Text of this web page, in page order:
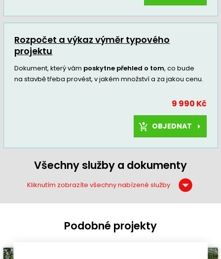
Rozpočet a výkaz výměr typového
projektu
Dokument, který vám poskytne přehled o tom, co bude
na stavbě třeba provést, v jakém množství a za jakou cenu.
9 990 Kč
OBJEDNAT
Všechny služby a dokumenty
Kliknutím zobrazíte všechny nabízené služby
Podobné projekty